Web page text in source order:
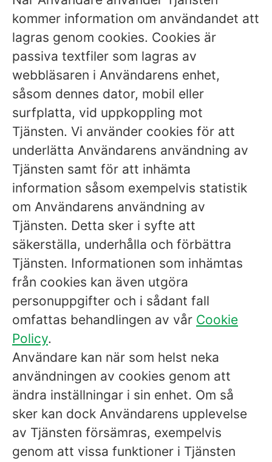
kommer information om användandet att
lagras genom cookies. Cookies är
passiva textfiler som lagras av
webbläsaren i Användarens enhet,
såsom dennes dator, mobil eller
surfplatta, vid uppkoppling mot
Tjänsten. Vi använder cookies för att
underlätta Användarens användning av
Tjänsten samt för att inhämta
information såsom exempelvis statistik
om Användarens användning av
Tjänsten. Detta sker i syfte att
säkerställa, underhålla och förbättra
Tjänsten. Informationen som inhämtas
från cookies kan även utgöra
personuppgifter och i sådant fall
omfattas behandlingen av vår Cookie
Policy.
Användare kan när som helst neka
användningen av cookies genom att
ändra inställningar i sin enhet. Om så
sker kan dock Användarens upplevelse
av Tjänsten försämras, exempelvis
genom att vissa funktioner i Tjänsten